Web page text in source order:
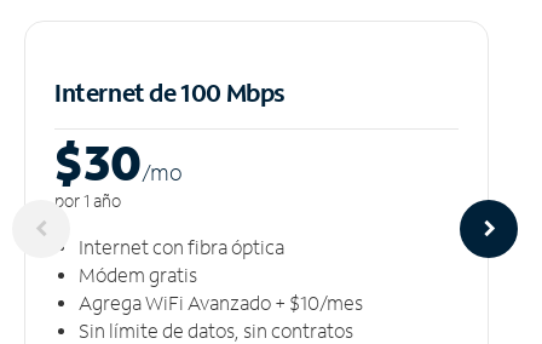
Internet de 100 Mbps
$30/mo
por 1 año
Internet con fibra óptica
Módem gratis
Agrega WiFi Avanzado + $10/mes
Sin límite de datos, sin contratos